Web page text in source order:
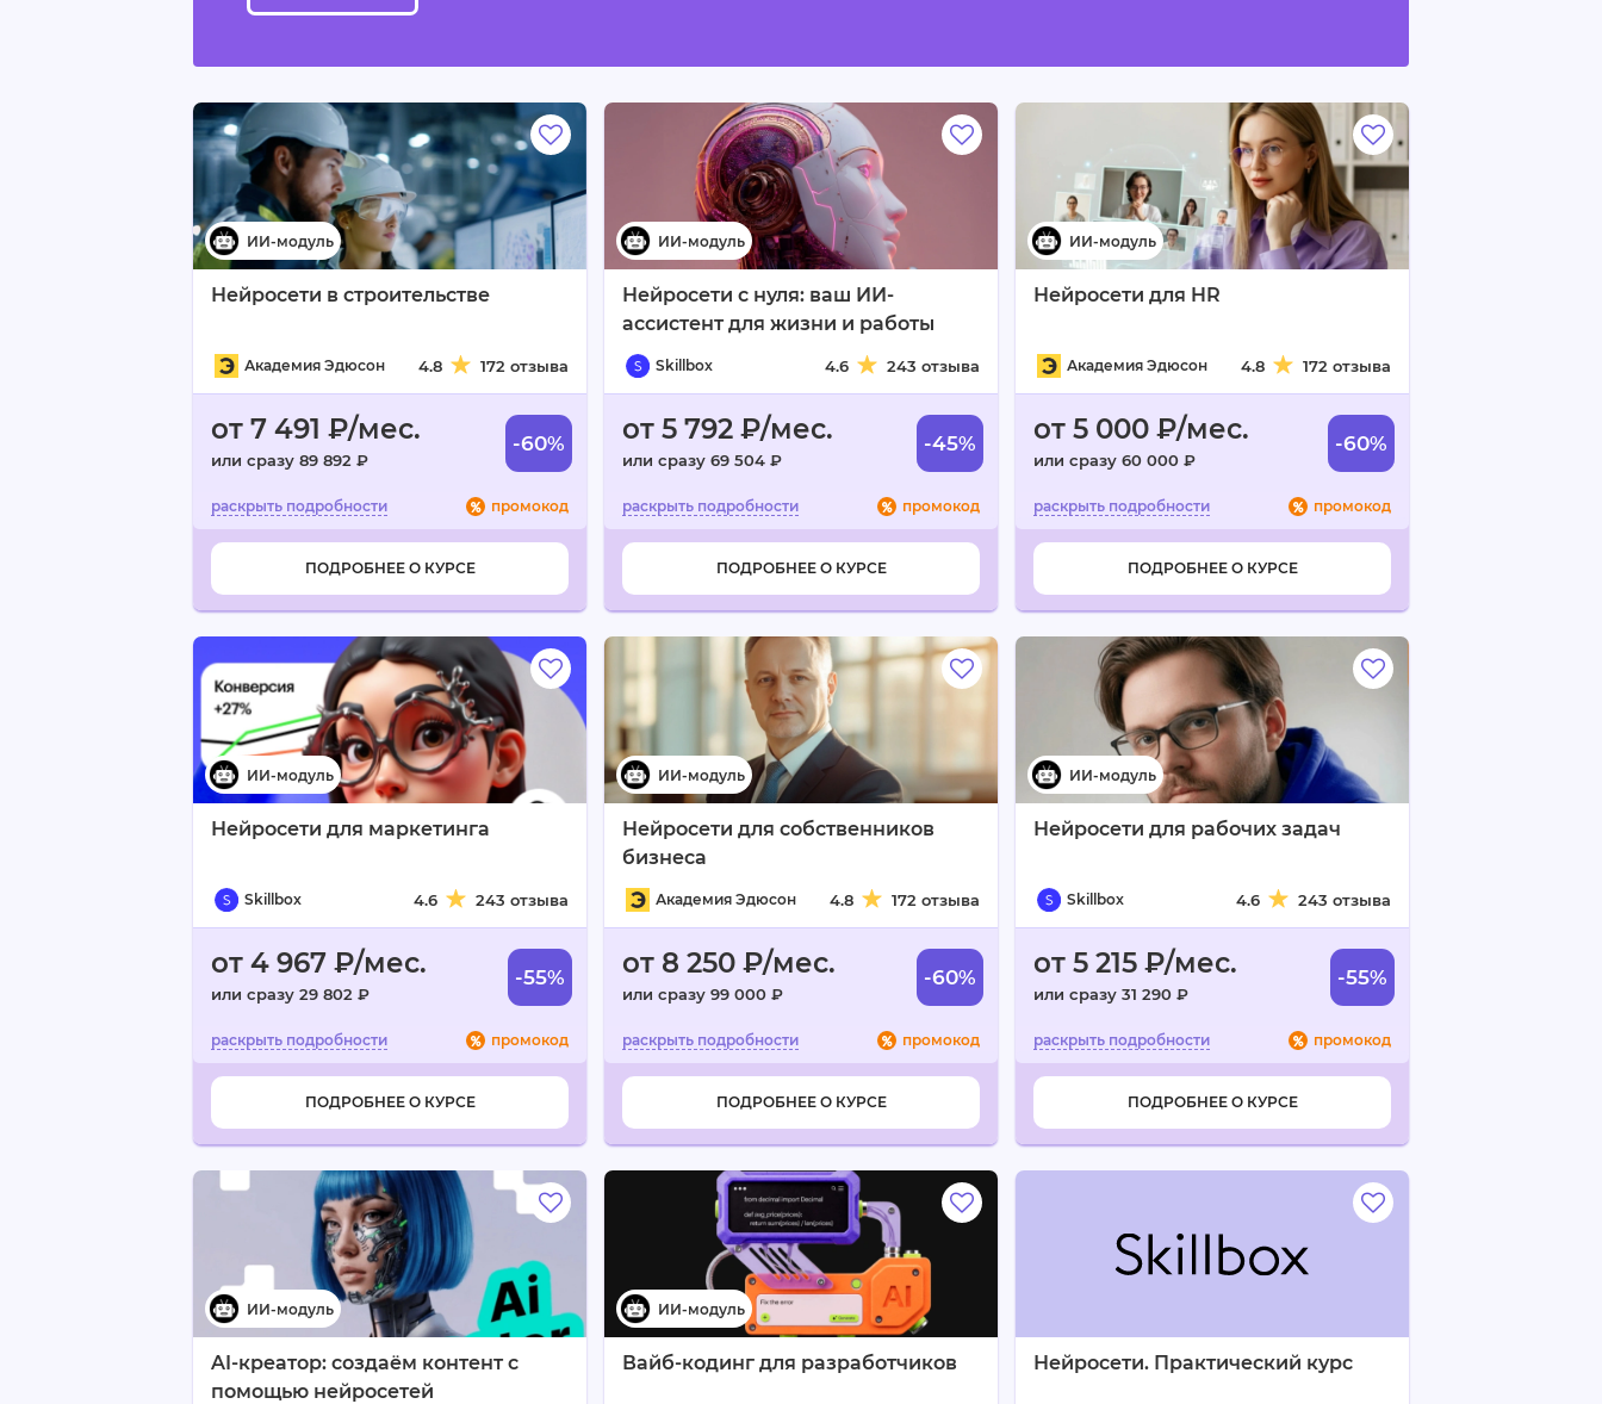
Нейросети в строительстве
Академия Эдюсон 4.8 172 отзыва
от 7 491 ₽/мес.
или сразу 89 892 ₽
-60%
промокод
ПОДРОБНЕЕ О КУРСЕ
Нейросети с нуля: ваш ИИ-
ассистент для жизни и работы
Skillbox 4.6 243 отзыва
от 5 792 ₽/мес.
или сразу 69 504 ₽
-45%
промокод
ПОДРОБНЕЕ О КУРСЕ
Нейросети для HR
Академия Эдюсон 4.8 172 отзыва
от 5 000 ₽/мес.
или сразу 60 000 ₽
-60%
промокод
ПОДРОБНЕЕ О КУРСЕ
Нейросети для маркетинга
Skillbox 4.6 243 отзыва
от 4 967 ₽/мес.
или сразу 29 802 ₽
-55%
промокод
ПОДРОБНЕЕ О КУРСЕ
Нейросети для собственников
бизнеса
Академия Эдюсон 4.8 172 отзыва
от 8 250 ₽/мес.
или сразу 99 000 ₽
-60%
промокод
ПОДРОБНЕЕ О КУРСЕ
Нейросети для рабочих задач
Skillbox 4.6 243 отзыва
от 5 215 ₽/мес.
или сразу 31 290 ₽
-55%
промокод
ПОДРОБНЕЕ О КУРСЕ
AI-креатор: создаём контент с
помощью нейросетей
Вайб-кодинг для разработчиков Нейросети. Практический курс